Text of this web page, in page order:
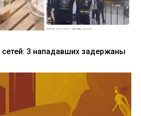
3 нападавших задержаны